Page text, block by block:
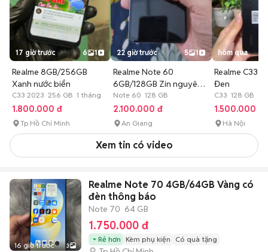
17 giờ trước 6 1
Realme 8GB/256GB
Xanh nước biển
C33 2023 256 GB 1 tháng
1.800.000 đ
Tp Hồ Chí Minh
22 giờ trước 5 1
Realme Note 60
6GB/128GB Zin nguyên
bản Like New.
Note 60 128 GB
2.100.000 đ
An Giang
hôm qua
Realme C33
Đen
C33 128 GB
1.500.000 đ
Hà Nội
Xem tin có video
16 giờ trước 3
Realme Note 70 4GB/64GB Vàng có
đèn thông báo
Note 70 64 GB
1.750.000 đ
Rẻ hơn Kèm phụ kiện Có quà tặng